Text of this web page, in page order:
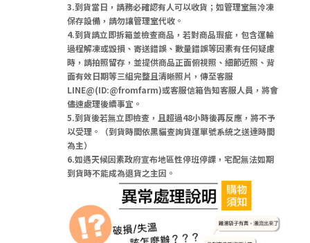
3.到貨當日，請務必確認有人可以收貨；如管理室無冷凍
保存設備，請勿讓管理室代收。
4.到貨請立即拆箱並檢查商品，若對商品瑕疵，包含運輸
過程解凍或毀損、寄送錯誤、數量錯誤等因素有任何疑慮
時，請拍照留存，並提供商品正面俯視照、細節近照、背
面有效日期等三組完整且清晰照片，傳至客服
LINE@(ID:@fromfarm)或客服信箱告知客服人員，將會
儘速處理後續事宜。
5.到貨後若無立即檢查，且超過48小時後再反應，將不予
以受理。（到貨時間依黑貓查詢貨運單號系統之送達時間
為主）
6.如遇天候因素政府宣布地區性停班停課，宅配無法如期
到貨時不能成為退貨之主因。